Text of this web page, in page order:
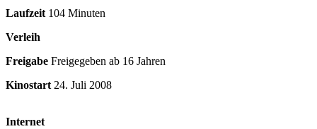
Laufzeit104 Minuten
Verleih
Freigabe Freigegeben ab 16 Jahren
Kinostart 24. Juli 2008
Internet